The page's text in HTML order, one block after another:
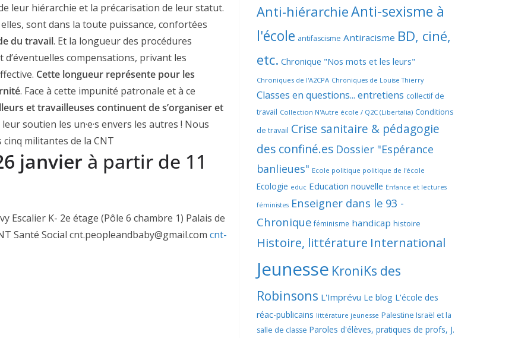
leur hiérarchie et la précarisation de leur statut.
sont dans la toute puissance, confortées
du travail. Et la longueur des procédures
compensations, privant les
Cette longueur représente pour les
. Face à cette impunité patronale et à ce
et travailleuses continuent de s’organiser et
soutien les un·e·s envers les autres ! Nous
militantes de la CNT
janvier à partir de 11
Escalier K- 2e étage (Pôle 6 chambre 1) Palais de
Santé Social cnt.peopleandbaby@gmail.com cnt-
Anti-hiérarchieAnti-sexisme à
l'école antifascisme Antiracisme BD, ciné,
etc. Chronique "Nos mots et les leurs"
Chroniques de l'A2CPA Chroniques de Louise Thierry
Classes en questions... entretiens collectif de
travail Collection N'Autre école / Q2C (Libertalia) Conditions
de travail Crise sanitaire & pédagogie
des confiné.es Dossier "Espérance
banlieues" Ecole politique politique de l'école
Ecologie educ Education nouvelle Enfance et lectures
féministes Enseigner dans le 93 -
Chronique féminisme handicap histoire
Histoire, littérature International
Jeunesse KroniKs des
Robinsons L'Imprévu Le blog L'école des
réac-publicains littérature jeunesse Palestine Israël et la
salle de classe Paroles d'élèves, pratiques de profs, J.